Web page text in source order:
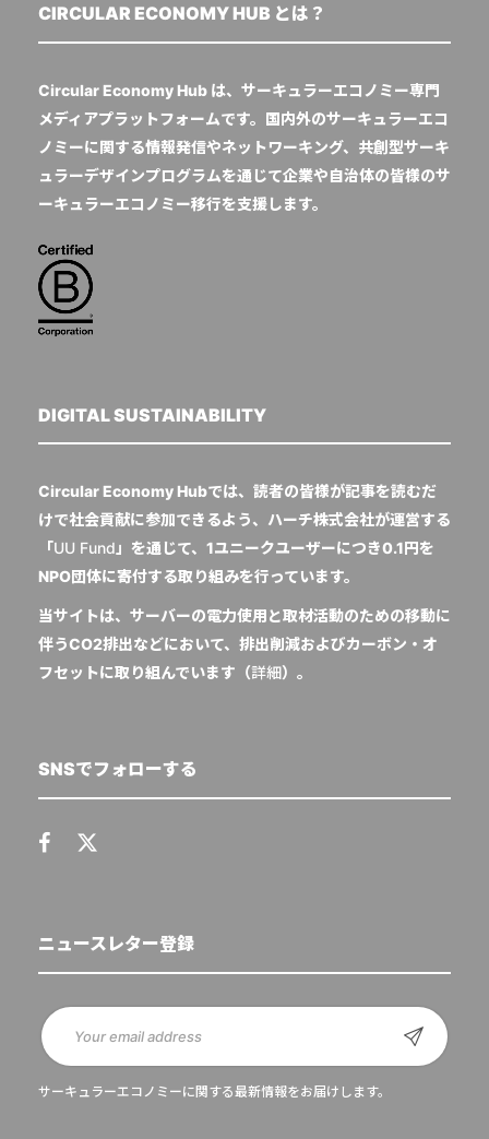
CIRCULAR ECONOMY HUB とは？
Circular Economy Hub は、サーキュラーエコノミー専門
メディアプラットフォームです。国内外のサーキュラーエコ
ノミーに関する情報発信やネットワーキング、共創型サーキ
ュラーデザインプログラムを通じて企業や自治体の皆様のサ
ーキュラーエコノミー移行を支援します。
DIGITAL SUSTAINABILITY
Circular Economy Hubでは、読者の皆様が記事を読むだ
けで社会貢献に参加できるよう、ハーチ株式会社が運営する
「UU Fund 」を通じて、1ユニークユーザーにつき0.1円を
NPO団体に寄付する取り組みを行っています。
当サイトは、サーバーの電力使用と取材活動のための移動に
伴うCO2排出などにおいて、排出削減およびカーボン・オ
フセットに取り組んでいます（詳細）。
SNSでフォローする
ニュースレター登録
サーキュラーエコノミーに関する最新情報をお届けします。